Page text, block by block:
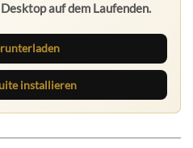
auf dem Laufenden.
installieren